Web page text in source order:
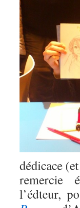
dédicace
remercie
l’édteur,